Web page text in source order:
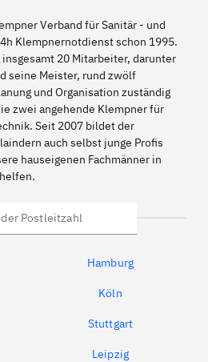
Verband für Sanitär - und
Klempnernotdienst schon 1995.
20 Mitarbeiter, darunter
seine Meister, rund zwölf
und Organisation zuständig
zwei angehende Klempner für
Seit 2007 bildet der
auch selbst junge Profis
hauseigenen Fachmänner in
Hamburg
Köln
Stuttgart
Leipzig